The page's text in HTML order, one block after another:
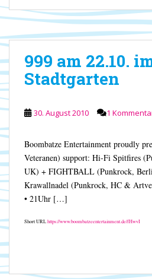
999 am 22.10.
Stadtgarten
30. August 2010 1
Boombatze Entertainment proudly
Veteranen) support: Hi-Fi Spitfires
UK) + FIGHTBALL (Punkrock,
Krawallnadel (Punkrock, HC &
• 21Uhr […]
Short URLhttps://www.boombatzeentertainment.de/fHwvI